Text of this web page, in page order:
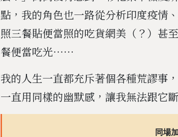
點，我的角色也一路從分析印度疫情
照三餐貼便當照的吃貨網美（？）甚
餐便當吃光⋯⋯
我的人生一直都充斥著個各種荒謬事
一直用同樣的幽默感，讓我無法跟它
同場